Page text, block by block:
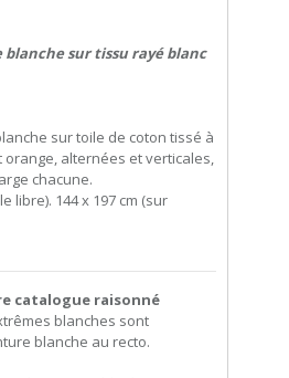
sur tissu rayé blanc
sur toile de coton tissé à
alternées et verticales,
chacune.
libre). 144 x 197 cm (sur
catalogue raisonné
blanches sont
blanche au recto.